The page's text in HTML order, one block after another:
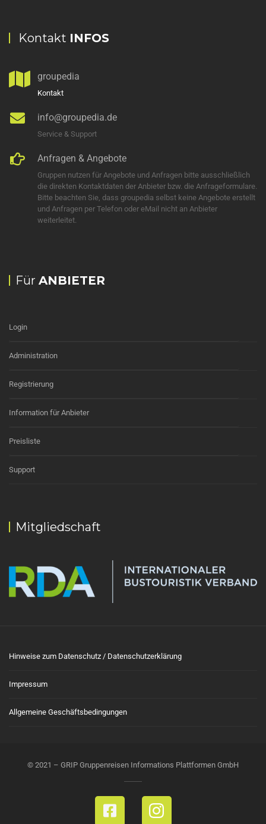
Kontakt INFOS
groupedia
Kontakt
info@groupedia.de
Service & Support
Anfragen & Angebote
Gruppen nutzen für Angebote und Anfragen bitte ausschließlich
die direkten Kontaktdaten der Anbieter bzw. die Anfrageformulare.
Bitte beachten Sie, dass groupedia selbst keine Angebote erstellt
und Anfragen per Telefon oder eMail nicht an Anbieter
weiterleitet.
Für ANBIETER
Login
Administration
Registrierung
Information für Anbieter
Preisliste
Support
Mitgliedschaft
Hinweise zum Datenschutz / Datenschutzerklärung
Impressum
Allgemeine Geschäftsbedingungen
© 2021 – GRIP Gruppenreisen Informations Plattformen GmbH